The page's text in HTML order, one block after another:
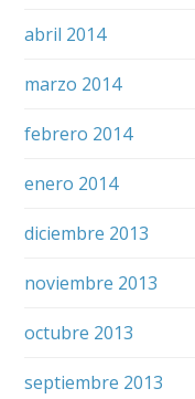
abril 2014
marzo 2014
febrero 2014
enero 2014
diciembre 2013
noviembre 2013
octubre 2013
septiembre 2013